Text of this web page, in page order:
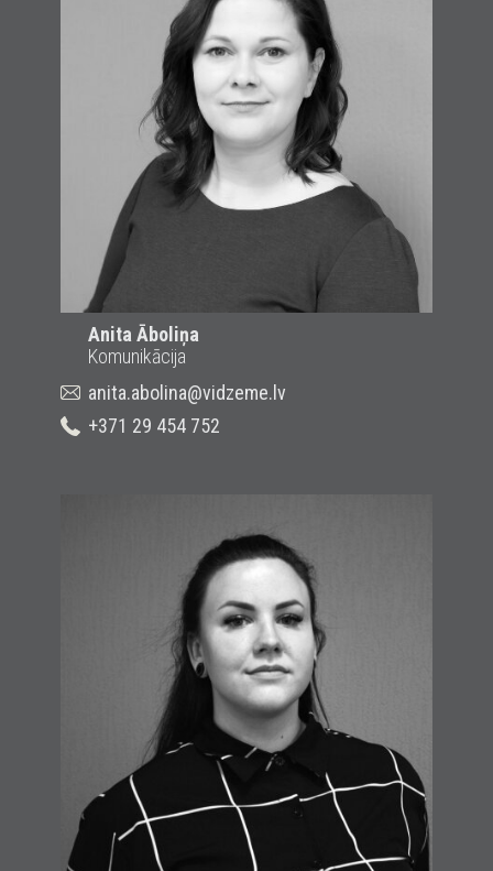
Anita Āboliņa
Komunikācija
anita.abolina@vidzeme.lv
+371 29 454 752